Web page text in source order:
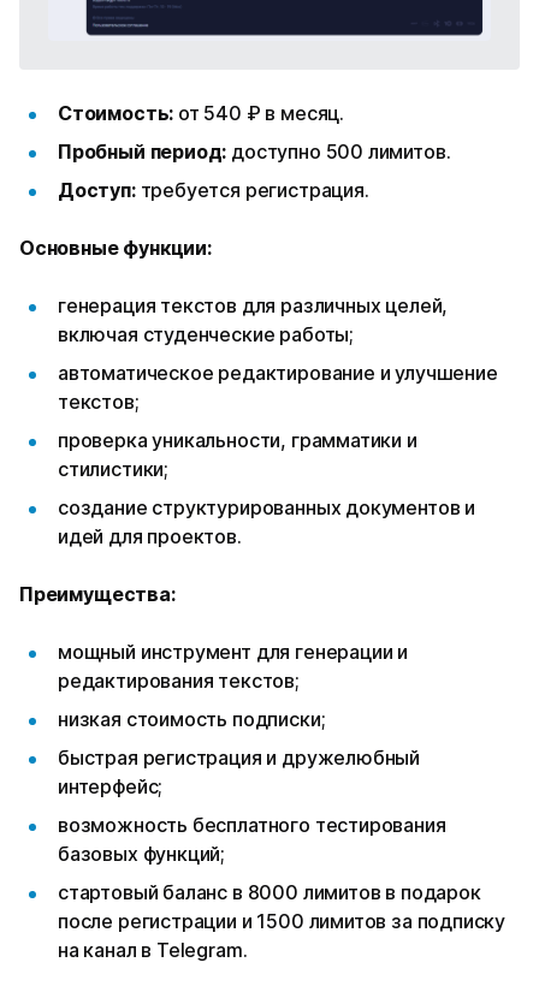
Стоимость: от 540 ₽ в месяц.
Пробный период: доступно 500 лимитов.
Доступ: требуется регистрация.
Основные функции:
генерация текстов для различных целей,
включая студенческие работы;
автоматическое редактирование и улучшение
текстов;
проверка уникальности, грамматики и
стилистики;
создание структурированных документов и
идей для проектов.
Преимущества:
мощный инструмент для генерации и
редактирования текстов;
низкая стоимость подписки;
быстрая регистрация и дружелюбный
интерфейс;
возможность бесплатного тестирования
базовых функций;
стартовый баланс в 8000 лимитов в подарок
после регистрации и 1500 лимитов за подписку
на канал в Telegram.